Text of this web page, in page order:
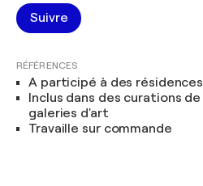
Suivre
RÉFÉRENCES
A participé à des résidences
Inclus dans des curations de
galeries d'art
Travaille sur commande